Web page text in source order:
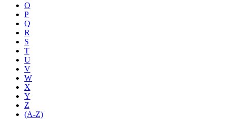
O
P
Q
R
S
T
U
V
W
X
Y
Z
(A-Z)